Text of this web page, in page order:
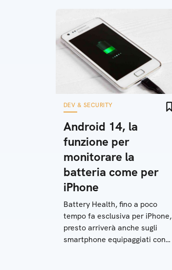
DEV & SECURITY
Android 14, la
funzione per
monitorare la
batteria come per
iPhone
Battery Health, fino a poco
tempo fa esclusiva per iPhone,
presto arriverà anche sugli
smartphone equipaggiati con